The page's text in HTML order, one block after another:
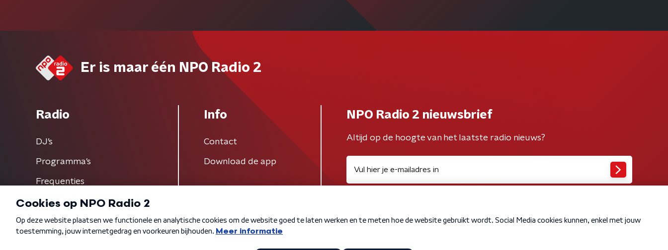
Er is maar één NPO Radio 2
Radio
DJ’s
Programma's
Frequenties
Info
Contact
Download de app
NPO Radio 2 nieuwsbrief
Altijd op de hoogte van het laatste radio nieuws?
Algemene voorwaarden Privacybeleid